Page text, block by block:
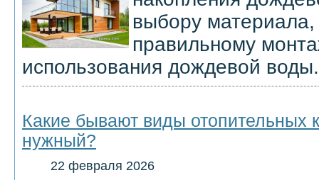
выбору
правильному
использования дождевой воды.
Какие бывают виды отопительных
нужный?
22 февраля 2026